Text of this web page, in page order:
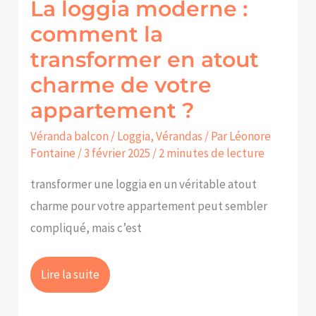
La loggia moderne :
comment la
transformer en atout
charme de votre
appartement ?
Véranda balcon / Loggia,Vérandas / ParLéonore
Fontaine /3 février 2025 /2 minutes de lecture
transformer une loggia en un véritable atout
charme pour votre appartement peut sembler
compliqué, mais c’est
atout
charme
de
votre
appartement
?
Lire la suite